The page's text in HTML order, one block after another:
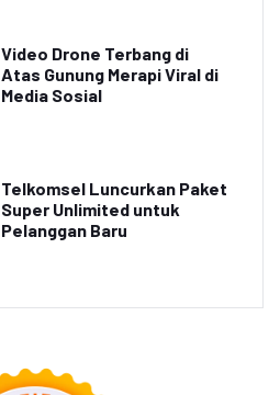
Video Drone Terbang di
Atas Gunung Merapi Viral di
Media Sosial
Telkomsel Luncurkan Paket
Super Unlimited untuk
Pelanggan Baru